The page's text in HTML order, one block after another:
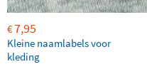
€7,95
Kleine naamlabels voor
kleding